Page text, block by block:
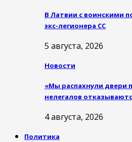
В Латвии с воинскими
экс-легионера СС
5 августа, 2026
Новости
«Мы распахнули двери
нелегалов
4 августа, 2026
Политика